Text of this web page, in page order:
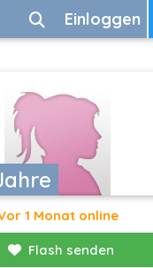
Einloggen
1 Monat online
Flash senden